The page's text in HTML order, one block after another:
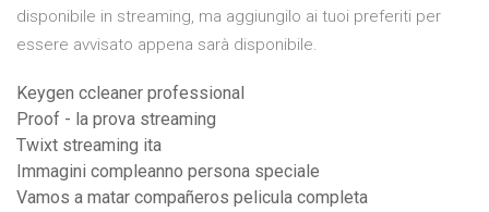
disponibile in streaming, ma aggiungilo ai tuoi preferiti per
essere avvisato appena sarà disponibile.
Keygen ccleaner professional
Proof - la prova streaming
Twixt streaming ita
Immagini compleanno persona speciale
Vamos a matar compañeros pelicula completa